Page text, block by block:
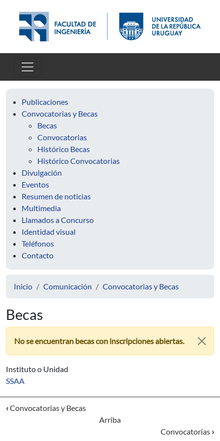
Publicaciones
Convocatorias y Becas
Becas
Convocatorias
Histórico Becas
Histórico Convocatorias
Divulgación
Eventos
Resumen de noticias
Multimedia
Llamados a Concurso
Identidad visual
Teléfonos
Contacto
Inicio Comunicación Convocatorias y Becas
Becas
No se encuentran becas con inscripciones abiertas.
Instituto o Unidad
SSAA
‹Convocatorias y Becas
Arriba
Convocatorias ›